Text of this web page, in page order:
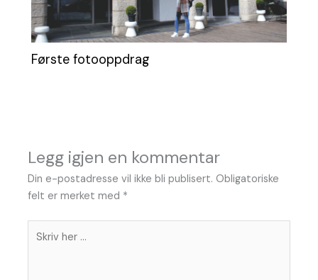
Første fotooppdrag
Legg igjen en kommentar
Din e-postadresse vil ikke bli publisert. Obligatoriske
felt er merket med *
her